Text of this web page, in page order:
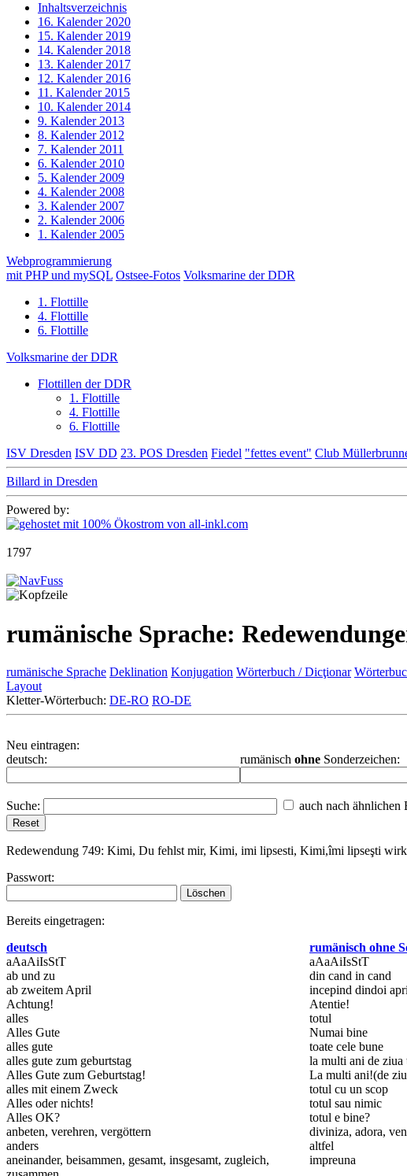
Inhaltsverzeichnis
16. Kalender 2020
15. Kalender 2019
14. Kalender 2018
13. Kalender 2017
12. Kalender 2016
11. Kalender 2015
10. Kalender 2014
9. Kalender 2013
8. Kalender 2012
7. Kalender 2011
6. Kalender 2010
5. Kalender 2009
4. Kalender 2008
3. Kalender 2007
2. Kalender 2006
1. Kalender 2005
Webprogrammierung
mit PHP und mySQL Ostsee-Fotos Volksmarine der DDR
1. Flottille
4. Flottille
6. Flottille
Volksmarine der DDR
Flottillen der DDR
1. Flottille
4. Flottille
6. Flottille
ISV Dresden ISV DD 23. POS Dresden Fiedel "fettes event" Club
Billard in Dresden
Powered by:
1797
rumänische Sprache:
rumänische Sprache Deklination Konjugation Wörterbuch / Dicţionar
Layout
Kletter-Wörterbuch: DE-RO RO-DE
Neu eintragen:
deutsch:
rumänisch ohne Sonderzeichen:
Suche: auch nach ähnlichen
Redewendung 749: Kimi, Du fehlst mir, Kimi, imi lipsesti, Kimi,îmi lipseşti
Passwort:
Bereits eingetragen:
deutsch
rumänisch ohne
aAaAiIsStT
aAaAiIsStT
ab und zu
din cand in cand
ab zweitem April
incepind dindoi
Achtung!
Atentie!
alles
totul
Alles Gute
Numai bine
alles gute
toate cele bune
alles gute zum geburtstag
la multi ani de ziua
Alles Gute zum Geburtstag!
La multi ani!(de
alles mit einem Zweck
totul cu un scop
Alles oder nichts!
totul sau nimic
Alles OK?
totul e bine?
anbeten, verehren, vergöttern
diviniza, adora,
anders
altfel
aneinander, beisammen, gesamt, insgesamt, zugleich,
impreuna